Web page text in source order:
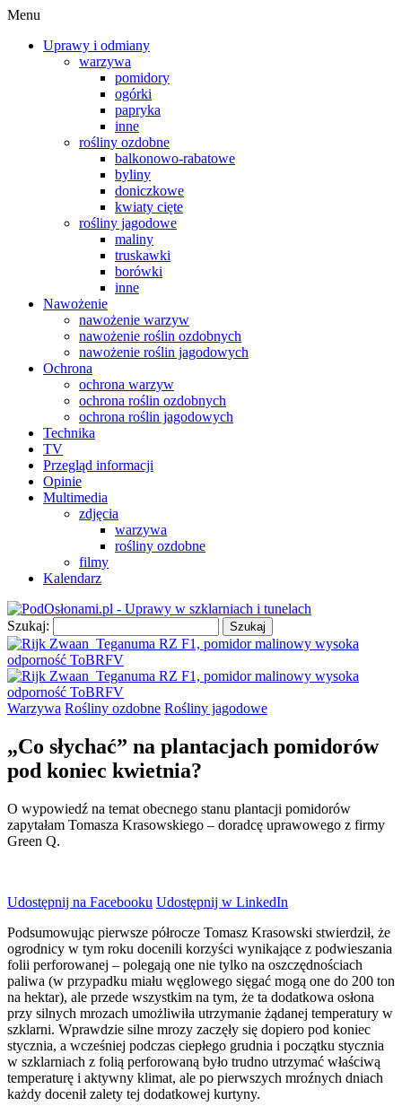
Menu
Uprawy i odmiany
warzywa
pomidory
ogórki
papryka
inne
rośliny ozdobne
balkonowo-rabatowe
byliny
doniczkowe
kwiaty cięte
rośliny jagodowe
maliny
truskawki
borówki
inne
Nawożenie
nawożenie warzyw
nawożenie roślin ozdobnych
nawożenie roślin jagodowych
Ochrona
ochrona warzyw
ochrona roślin ozdobnych
ochrona roślin jagodowych
Technika
TV
Przegląd informacji
Opinie
Multimedia
zdjęcia
warzywa
rośliny ozdobne
filmy
Kalendarz
Szukaj:
Warzywa Rośliny ozdobne Rośliny jagodowe
„Co słychać” na plantacjach pomidorów
pod koniec kwietnia?
O wypowiedź na temat obecnego stanu plantacji pomidorów
zapytałam Tomasza Krasowskiego – doradcę uprawowego z firmy
Green Q.
Udostępnij na Facebooku Udostępnij w LinkedIn
Podsumowując pierwsze półrocze Tomasz Krasowski stwierdził, że
ogrodnicy w tym roku docenili korzyści wynikające z podwieszania
folii perforowanej – polegają one nie tylko na oszczędnościach
paliwa (w przypadku miału węglowego sięgać mogą one do 200 ton
na hektar), ale przede wszystkim na tym, że ta dodatkowa osłona
przy silnych mrozach umożliwiła utrzymanie żądanej temperatury w
szklarni. Wprawdzie silne mrozy zaczęły się dopiero pod koniec
stycznia, a wcześniej podczas ciepłego grudnia i początku stycznia
w szklarniach z folią perforowaną było trudno utrzymać właściwą
temperaturę i aktywny klimat, ale po pierwszych mroźnych dniach
każdy docenił zalety tej dodatkowej kurtyny.